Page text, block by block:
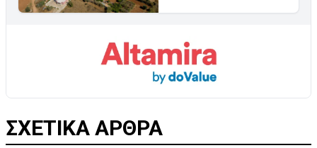
ΣΧΕΤΙΚΑ ΑΡΘΡΑ